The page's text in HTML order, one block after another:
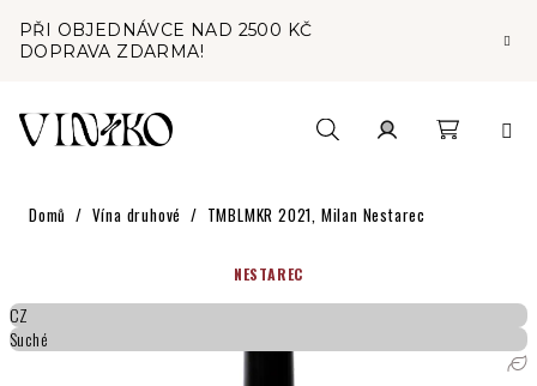
obsah
PŘI OBJEDNÁVCE NAD 2500 KČ
DOPRAVA ZDARMA!
Domů / Vína druhové / TMBLMKR 2021, Milan Nestarec
NESTAREC
CZ
Suché